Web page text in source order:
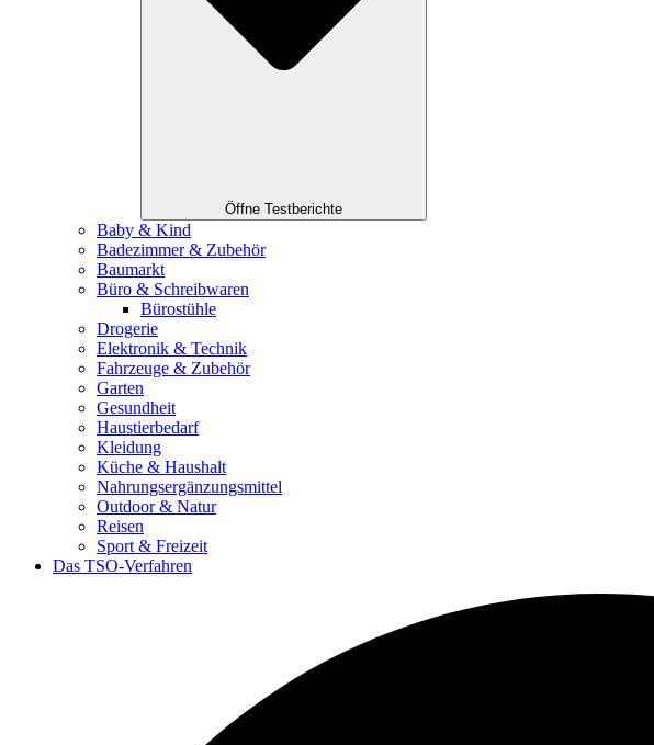
Öffne Testberichte
Baby & Kind
Badezimmer & Zubehör
Baumarkt
Büro & Schreibwaren
Bürostühle
Drogerie
Elektronik & Technik
Fahrzeuge & Zubehör
Garten
Gesundheit
Haustierbedarf
Kleidung
Küche & Haushalt
Nahrungsergänzungsmittel
Outdoor & Natur
Reisen
Sport & Freizeit
Das TSO-Verfahren